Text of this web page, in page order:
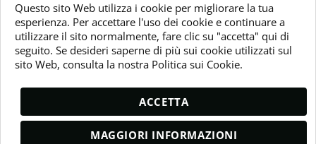
Questo sito Web utilizza i cookie per migliorare la tua
esperienza. Per accettare l'uso dei cookie e continuare a
utilizzare il sito normalmente, fare clic su "accetta" qui di
seguito. Se desideri saperne di più sui cookie utilizzati sul
sito Web, consulta la nostra Politica sui Cookie.
ACCETTA
MAGGIORI INFORMAZIONI
DONA E RICEVI PAC
Copyright 2026
Trustmeup Ireland Limited
VAT 3804385KH